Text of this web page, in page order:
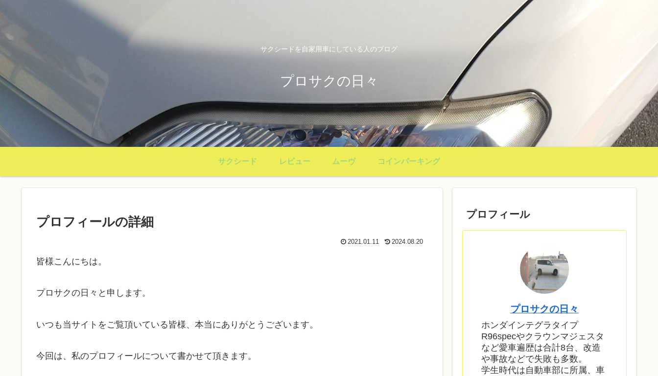
サクシードを自家用車にしている人のブログ
プロサクの日々
サクシード レビュー ムーヴ コインパーキング
プロフィールの詳細
2021.01.11 2024.08.20
皆様こんにちは。
プロサクの日々と申します。
いつも当サイトをご覧頂いている皆様、本当にありがとうございます。
今回は、私のプロフィールについて書かせて頂きます。
プロフィール
プロサクの日々
ホンダインテグラタイプ
R96specやクラウンマジェスタ
など愛車遍歴は合計8台、改造
や事故などで失敗も多数。
学生時代は自動車部に所属、車